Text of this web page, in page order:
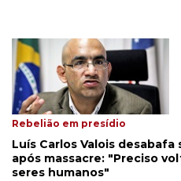
Rebelião em presídio
Luís Carlos Valois desabafa
após massacre: "Preciso
seres humanos"